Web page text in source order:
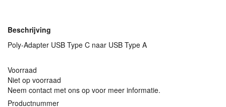
Beschrijving
Poly-Adapter USB Type C naar USB Type A
Voorraad
Niet op voorraad
Neem contact met ons op voor meer informatie.
Productnummer